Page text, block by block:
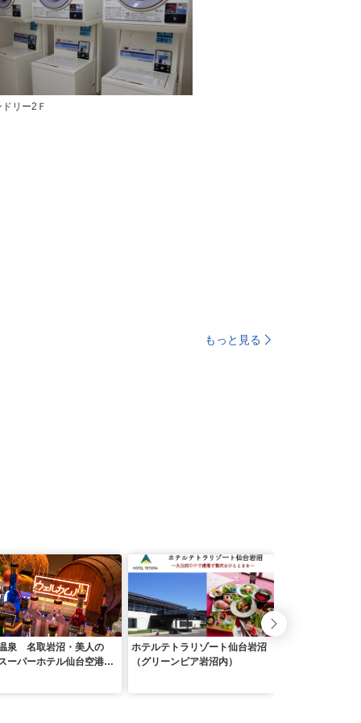
リー2Ｆ
もっと見る
泉 名取岩沼・美人の
パーホテル仙台空港イ
ホテルテトラリゾート仙台岩沼
（グリーンピア岩沼内）